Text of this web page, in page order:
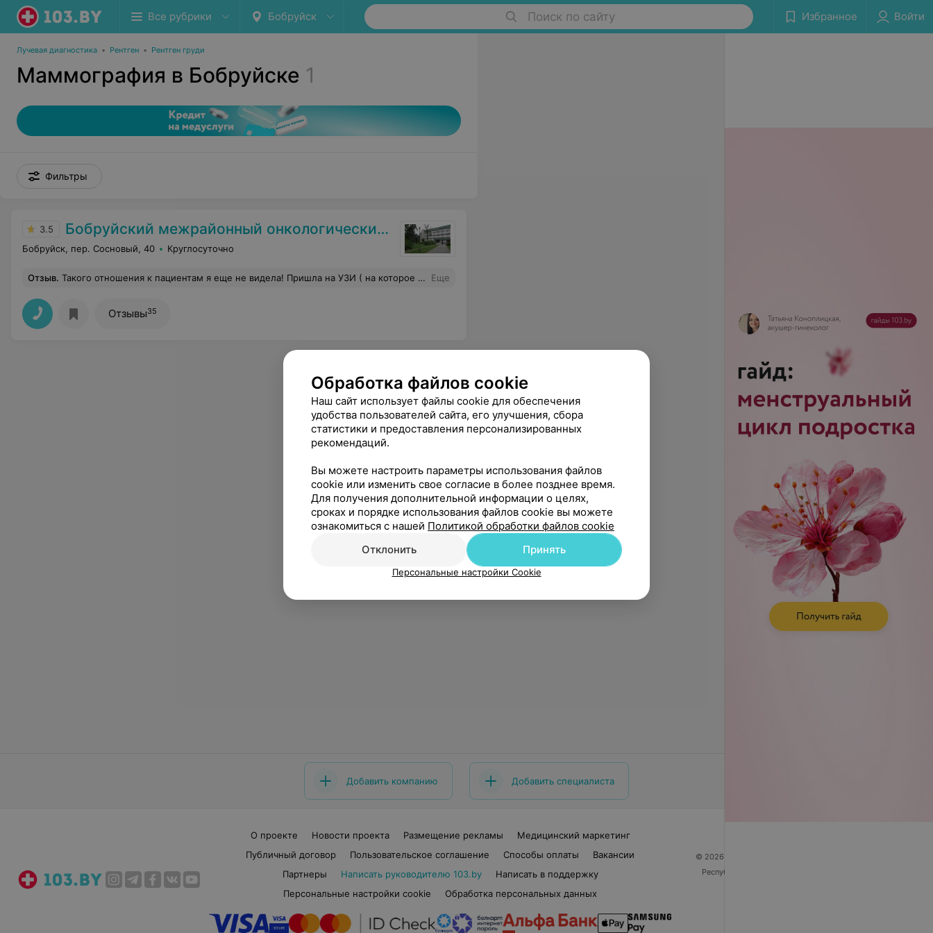
Все рубрики Бобруйск Поиск по сайту Избранное Войти
Лучевая диагностика • Рентген • Рентген груди
Маммография в Бобруйске 1
Фильтры
3.5 Бобруйский межрайонный онкологический диспансер
Бобруйск, пер. Сосновый, 40 Круглосуточно
Отзыв. Такого отношения к пациентам я еще не видела! Пришла на УЗИ ( на которое записывалась за месяц) в итоге врач просто не пришла на приём и все 9 человек просидели 2 часа в очереди просто так,кому-то стало плохо(на что потом глав.врач сказал-это нормально.Подождут!)Пошла к глав.врачу , но и он не смог решить эту проблему ! Не рекомендую это медицинское учреждение ! Даже на платной основе,качественно оказать свои услуги не могут! Еще
Отзывы35
Добавить компанию Добавить специалиста
О проекте Новости проекта Размещение рекламы
Медицинский маркетинг
Публичный договор
Пользовательское соглашение Способы оплаты
Вакансии
Партнеры
Написать руководителю 103.by
Написать в поддержку
Персональные настройки cookie
Обработка персональных данных
© 2026 ООО «Артокс Лаб», УНП 191700409
Республика Беларусь, г. Минск, улица Толбухина, 2,
Обработка файлов cookie
Наш сайт использует файлы cookie для обеспечения
удобства пользователей сайта, его улучшения, сбора
статистики и предоставления персонализированных
рекомендаций.
Вы можете настроить параметры использования файлов
cookie или изменить свое согласие в более позднее время.
Для получения дополнительной информации о целях,
сроках и порядке использования файлов cookie вы можете
ознакомиться с нашей Политикой обработки файлов cookie
Отклонить
Принять
Персональные настройки Cookie